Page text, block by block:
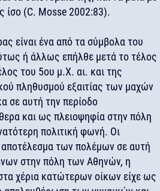
ίσο (C. Mosse 2002:83).
είναι ένα από τα σύμβολα του
ή άλλως επήλθε μετά το τέλος
του 5ου μ.Χ. αι. και της
πληθυσμού εξαιτίας των μαχών
σε αυτή την περίοδο
και ως πλειοψηφία στην πόλη
πολιτική φωνή. Οι
των πολέμων σε αυτή
στην πόλη των Αθηνών, η
χέρια κατώτερων οίκων είχε ως